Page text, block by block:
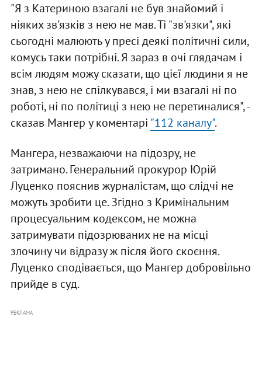
"Я з Катериною взагалі не був знайомий і
ніяких зв'язків з нею не мав. Ті "зв'язки", які
сьогодні малюють у пресі деякі політичні сили,
комусь таки потрібні. Я зараз в очі глядачам і
всім людям можу сказати, що цієї людини я не
знав, з нею не спілкувався, і ми взагалі ні по
роботі, ні по політиці з нею не перетиналися", -
сказав Мангер у коментарі "112 каналу".
Мангера, незважаючи на підозру, не
затримано. Генеральний прокурор Юрій
Луценко пояснив журналістам, що слідчі не
можуть зробити це. Згідно з Кримінальним
процесуальним кодексом, не можна
затримувати підозрюваних не на місці
злочину чи відразу ж після його скоєння.
Луценко сподівається, що Мангер добровільно
прийде в суд.
РЕКЛАМА